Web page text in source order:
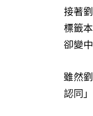
接著
標籤
卻變
雖然
認同